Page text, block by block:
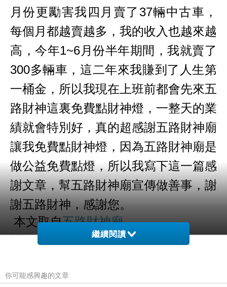
月份更勵害我四月賣了37輛中古車，
每個月都越賣越多，我的收入也越來越
高，今年1~6月份半年期間，我就賣了
300多輛車，這二年來我賺到了人生第
一桶金，所以我現在上班前都會先來五
路財神這裏免費點財神燈，一整天的業
績就會特別好，真的超感謝五路財神廟
讓我免費點財神燈，因為五路財神廟是
做公益免費點燈，所以我寫下這一篇感
謝文章，幫五路財神廟宣傳做善事，謝
謝五路財神，感謝您。
本文取自五路財神廟
https://money.t2t.com.tw
繼續閱讀
你可能感興趣的文章